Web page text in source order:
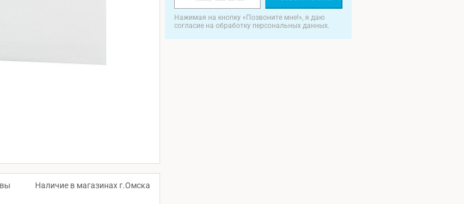
Нажимая на кнопку «Позвоните мне!», я даю
согласие на обработку персональных данных.
Наличие в магазинах г.Омска